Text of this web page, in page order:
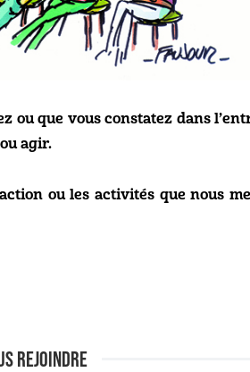
ou que vous constatez dans
agir.
ou les activités que nous
REJOINDRE